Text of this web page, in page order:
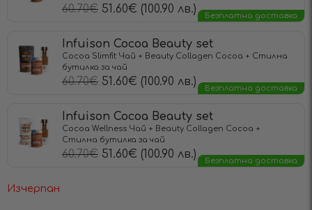
60.70€ 51.60€ (100.90 лв.)
Безплатна доставка
Infuison Cocoa Beauty set
Cocoa Slimfit Чай + Beauty Collagen Cocoa + Стилна
бутилка за чай
60.70€ 51.60€ (100.90 лв.)
Безплатна доставка
Infuison Cocoa Beauty set
Cocoa Wellness Чай + Beauty Collagen Cocoa +
Стилна бутилка за чай
60.70€ 51.60€ (100.90 лв.)
Безплатна доставка
Изчерпан